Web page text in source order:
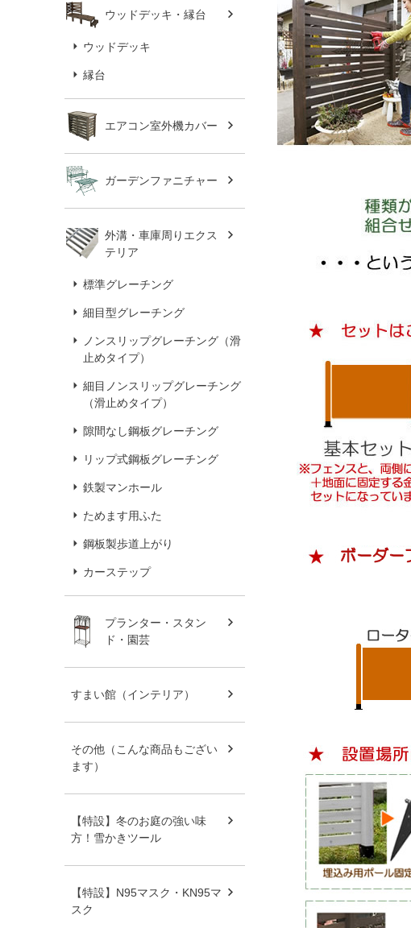
ウッドデッキ・縁台
ウッドデッキ
縁台
エアコン室外機カバー
ガーデンファニチャー
外溝・車庫周りエクス
テリア
標準グレーチング
細目型グレーチング
ノンスリップグレーチング（滑
止めタイプ）
細目ノンスリップグレーチング
（滑止めタイプ）
隙間なし鋼板グレーチング
リップ式鋼板グレーチング
鉄製マンホール
ためます用ふた
鋼板製歩道上がり
カーステップ
プランター・スタン
ド・園芸
すまい館（インテリア）
その他（こんな商品もござい
ます）
【特設】冬のお庭の強い味
方！雪かきツール
【特設】N95マスク・KN95マ
スク